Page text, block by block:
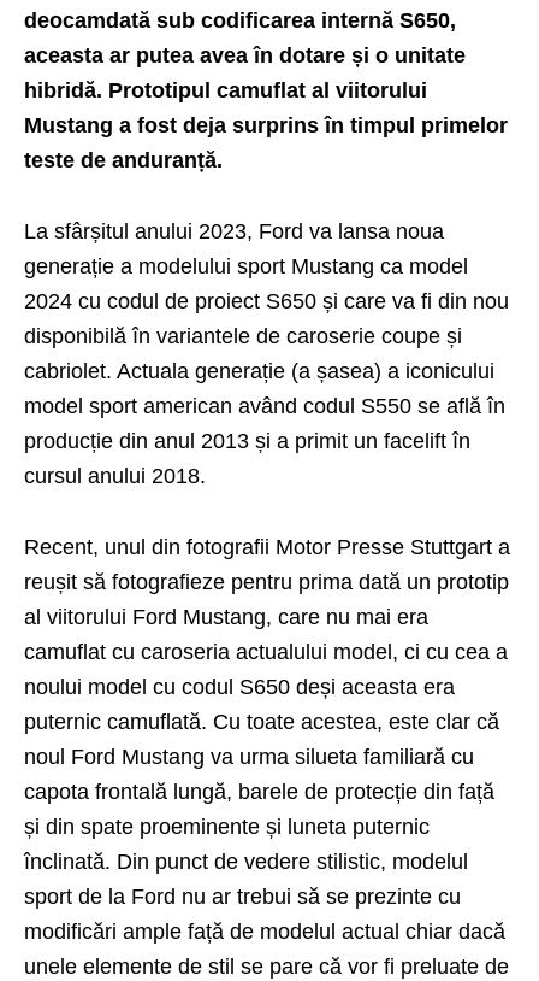
deocamdată sub codificarea internă S650,
aceasta ar putea avea în dotare și o unitate
hibridă. Prototipul camuflat al viitorului
Mustang a fost deja surprins în timpul primelor
teste de anduranță.
La sfârșitul anului 2023, Ford va lansa noua
generație a modelului sport Mustang ca model
2024 cu codul de proiect S650 și care va fi din nou
disponibilă în variantele de caroserie coupe și
cabriolet. Actuala generație (a șasea) a iconicului
model sport american având codul S550 se află în
producție din anul 2013 și a primit un facelift în
cursul anului 2018.
Recent, unul din fotografii Motor Presse Stuttgart a
reușit să fotografieze pentru prima dată un prototip
al viitorului Ford Mustang, care nu mai era
camuflat cu caroseria actualului model, ci cu cea a
noului model cu codul S650 deși aceasta era
puternic camuflată. Cu toate acestea, este clar că
noul Ford Mustang va urma silueta familiară cu
capota frontală lungă, barele de protecție din față
și din spate proeminente și luneta puternic
înclinată. Din punct de vedere stilistic, modelul
sport de la Ford nu ar trebui să se prezinte cu
modificări ample față de modelul actual chiar dacă
unele elemente de stil se pare că vor fi preluate de